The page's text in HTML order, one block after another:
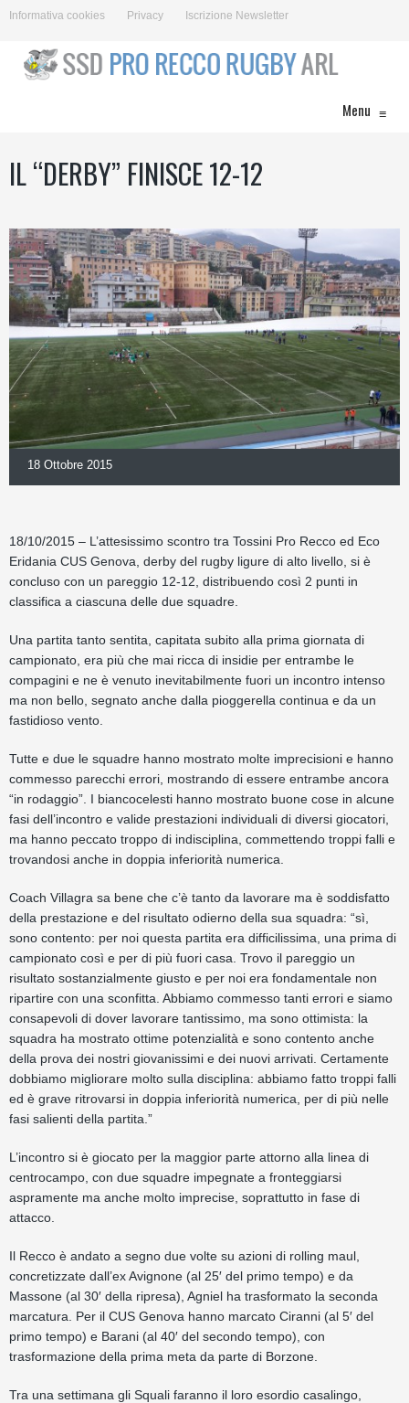
Informativa cookies Privacy Iscrizione Newsletter
Menu ≡
IL “DERBY” FINISCE 12-12
18 Ottobre 2015
18/10/2015 – L’attesissimo scontro tra Tossini Pro Recco ed Eco
Eridania CUS Genova, derby del rugby ligure di alto livello, si è
concluso con un pareggio 12-12, distribuendo così 2 punti in
classifica a ciascuna delle due squadre.
Una partita tanto sentita, capitata subito alla prima giornata di
campionato, era più che mai ricca di insidie per entrambe le
compagini e ne è venuto inevitabilmente fuori un incontro intenso
ma non bello, segnato anche dalla pioggerella continua e da un
fastidioso vento.
Tutte e due le squadre hanno mostrato molte imprecisioni e hanno
commesso parecchi errori, mostrando di essere entrambe ancora
“in rodaggio”. I biancocelesti hanno mostrato buone cose in alcune
fasi dell’incontro e valide prestazioni individuali di diversi giocatori,
ma hanno peccato troppo di indisciplina, commettendo troppi falli e
trovandosi anche in doppia inferiorità numerica.
Coach Villagra sa bene che c’è tanto da lavorare ma è soddisfatto
della prestazione e del risultato odierno della sua squadra: “sì,
sono contento: per noi questa partita era difficilissima, una prima di
campionato così e per di più fuori casa. Trovo il pareggio un
risultato sostanzialmente giusto e per noi era fondamentale non
ripartire con una sconfitta. Abbiamo commesso tanti errori e siamo
consapevoli di dover lavorare tantissimo, ma sono ottimista: la
squadra ha mostrato ottime potenzialità e sono contento anche
della prova dei nostri giovanissimi e dei nuovi arrivati. Certamente
dobbiamo migliorare molto sulla disciplina: abbiamo fatto troppi falli
ed è grave ritrovarsi in doppia inferiorità numerica, per di più nelle
fasi salienti della partita.”
L’incontro si è giocato per la maggior parte attorno alla linea di
centrocampo, con due squadre impegnate a fronteggiarsi
aspramente ma anche molto imprecise, soprattutto in fase di
attacco.
Il Recco è andato a segno due volte su azioni di rolling maul,
concretizzate dall’ex Avignone (al 25′ del primo tempo) e da
Massone (al 30′ della ripresa), Agniel ha trasformato la seconda
marcatura. Per il CUS Genova hanno marcato Ciranni (al 5′ del
primo tempo) e Barani (al 40′ del secondo tempo), con
trasformazione della prima meta da parte di Borzone.
Tra una settimana gli Squali faranno il loro esordio casalingo,